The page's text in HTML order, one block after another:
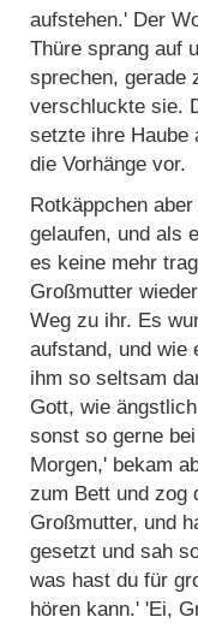
aufstehen.' Der
Thüre sprang auf
sprechen, gerade
verschluckte sie.
setzte ihre Haube
die Vorhänge vor.
Rotkäppchen
gelaufen, und als
es keine mehr
Großmutter
Weg zu ihr. Es
aufstand, und wie
ihm so seltsam
Gott, wie
sonst so gerne
Morgen,' bekam
zum Bett und zog
Großmutter, und
gesetzt und sah
was hast du für
hören kann.' 'Ei,